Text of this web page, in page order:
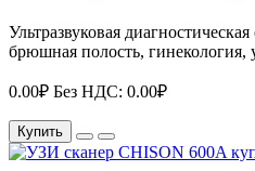
Ультразвуковая
брюшная полость, гинекология,
0.00₽ Без НДС: 0.00₽
Купить